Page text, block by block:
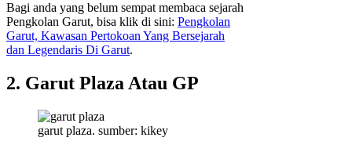
Bagi anda yang belum sempat membaca sejarah
Pengkolan Garut, bisa klik di sini: Pengkolan
Garut, Kawasan Pertokoan Yang Bersejarah
dan Legendaris Di Garut.
2. Garut Plaza Atau GP
garut plaza. sumber: kikey